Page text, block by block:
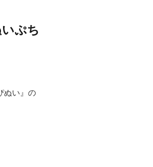
ぷち
ぬい』の